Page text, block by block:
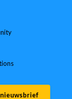
nieuwsbrief